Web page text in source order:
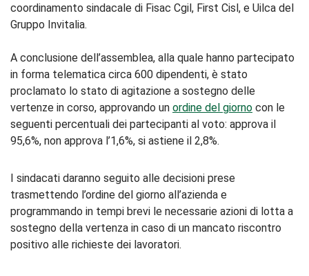
coordinamento sindacale di Fisac Cgil, First Cisl, e Uilca del
Gruppo Invitalia.
A conclusione dell’assemblea, alla quale hanno partecipato
in forma telematica circa 600 dipendenti, è stato
proclamato lo stato di agitazione a sostegno delle
vertenze in corso, approvando un ordine del giorno con le
seguenti percentuali dei partecipanti al voto: approva il
95,6%, non approva l’1,6%, si astiene il 2,8%.
I sindacati daranno seguito alle decisioni prese
trasmettendo l’ordine del giorno all’azienda e
programmando in tempi brevi le necessarie azioni di lotta a
sostegno della vertenza in caso di un mancato riscontro
positivo alle richieste dei lavoratori.